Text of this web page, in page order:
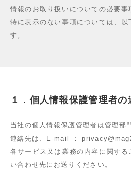
情報のお取り扱いについての必要事
特に表示のない事項については、以
す。
１．個人情報保護管理者の
当社の個人情報保護管理者は管理部
連絡先は、E-mail ：
各サービス又は業務の内容に関する
い合わせ先にお送りください。